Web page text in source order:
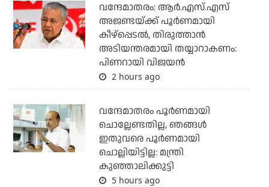
വന്ദേമാതരം: ആര്‍.എസ്.എസ്
അജണ്ടയ്ക്ക് പൂര്‍ണമായി
കീഴ്‌പ്പെടല്‍, തിരുത്താന്‍
അടിയന്തരമായി തയ്യാറാകണം:
പിണറായി വിജയന്‍
2 hours ago
വന്ദേമാതരം പൂര്‍ണമായി
ചൊല്ലേണ്ടതില്ല, ഞങ്ങള്‍
ഇതുവരെ പൂര്‍ണമായി
ചൊല്ലിയിട്ടില്ല: മന്ത്രി
കുഞ്ഞാലിക്കുട്ടി
5 hours ago